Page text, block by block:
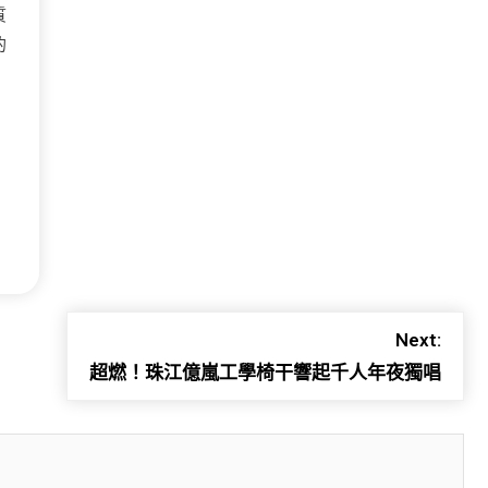
Next:
超燃！珠江億嵐工學椅干響起千人年夜獨唱